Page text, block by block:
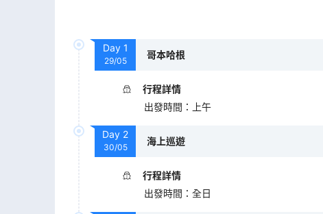
Day 1
29/05
哥本哈根
行程詳情
出發時間 ： 上午
Day 2
30/05
海上巡遊
行程詳情
出發時間 ： 全日